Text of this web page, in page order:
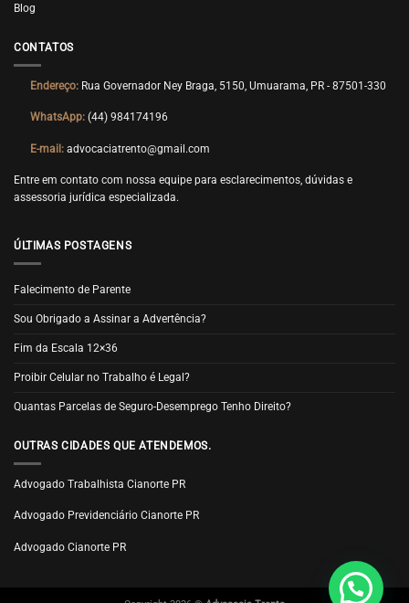
Blog
CONTATOS
Endereço: Rua Governador Ney Braga, 5150, Umuarama, PR - 87501-330
WhatsApp: (44) 984174196
E-mail: advocaciatrento@gmail.com
Entre em contato com nossa equipe para esclarecimentos, dúvidas e
assessoria jurídica especializada.
ÚLTIMAS POSTAGENS
Falecimento de Parente
Sou Obrigado a Assinar a Advertência?
Fim da Escala 12×36
Proibir Celular no Trabalho é Legal?
Quantas Parcelas de Seguro-Desemprego Tenho Direito?
OUTRAS CIDADES QUE ATENDEMOS.
Advogado Trabalhista Cianorte PR
Advogado Previdenciário Cianorte PR
Advogado Cianorte PR